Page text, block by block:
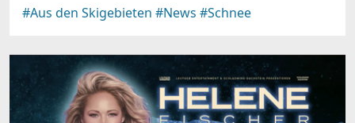
für Gäste derzeit nicht mehr zu.
#Aus den Skigebieten #News #Schnee